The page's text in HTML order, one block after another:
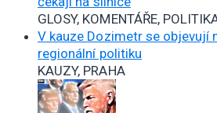
GLOSY, KOMENTÁŘE,
V kauze Dozimetr se objevují
regionální politiku
KAUZY, PRAHA